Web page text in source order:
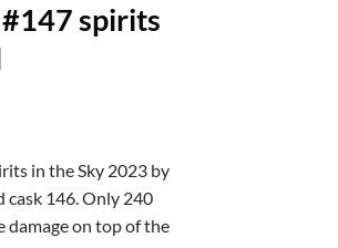
spirits
in the Sky 2023 by
cask 146.Only 240
on top of the